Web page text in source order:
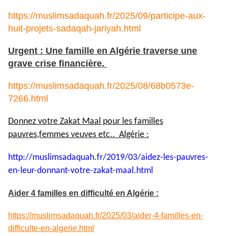
https://muslimsadaquah.fr/2025/09/participe-aux-
huit-projets-sadaqah-jariyah.html
Urgent : Une famille en Algérie traverse une
grave crise financière.
https://muslimsadaquah.fr/2025/08/68b0573e-
7266.html
Donnez votre Zakat Maal pour les familles
pauvres,femmes veuves etc.. Algérie :
http://muslimsadaquah.fr/2019/03/aidez-les-pauvres-
en-leur-donnant-votre-zakat-maal.html
Aider 4 familles en difficulté en Algérie :
https://muslimsadaquah.fr/2025/03/aider-4-familles-en-
difficulte-en-algerie.html